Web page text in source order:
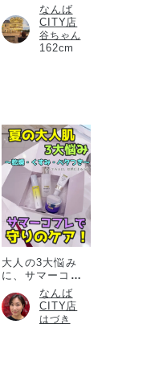
なんば
CITY店
谷ちゃん
162cm
大人の3大悩み
に、サマーコフ
なんば
CITY店
はづき